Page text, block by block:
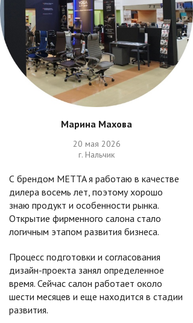
Марина Махова
20 мая 2026
г. Нальчик
С брендом METTA я работаю в качестве
дилера восемь лет, поэтому хорошо
знаю продукт и особенности рынка.
Открытие фирменного салона стало
логичным этапом развития бизнеса.
Процесс подготовки и согласования
дизайн-проекта занял определенное
время. Сейчас салон работает около
шести месяцев и еще находится в стадии
развития.